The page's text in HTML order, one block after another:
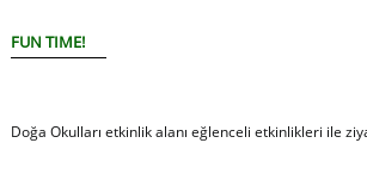
FUN TIME!
Doğa Okulları etkinlik alanı eğlenceli etkinlikleri ile